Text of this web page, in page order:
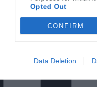
Opted Out
CONFIRM
Data Deletion